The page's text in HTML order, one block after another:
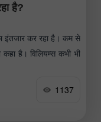
है?
इंतजार कर रहा है। कम से
है। विलियम्स कभी भी
1137